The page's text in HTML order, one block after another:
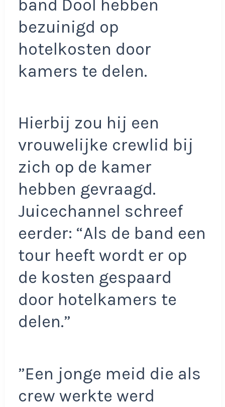
band Dool hebben
bezuinigd op
hotelkosten door
kamers te delen.
Hierbij zou hij een
vrouwelijke crewlid bij
zich op de kamer
hebben gevraagd.
Juicechannel schreef
eerder: “Als de band een
tour heeft wordt er op
de kosten gespaard
door hotelkamers te
delen.”
”Een jonge meid die als
crew werkte werd